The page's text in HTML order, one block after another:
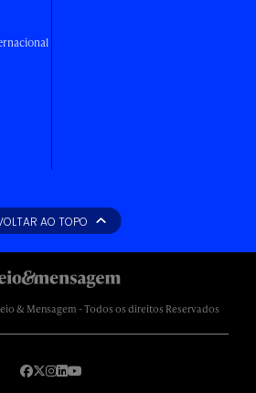
AO TOPO
& Mensagem - Todos os direitos Reservados